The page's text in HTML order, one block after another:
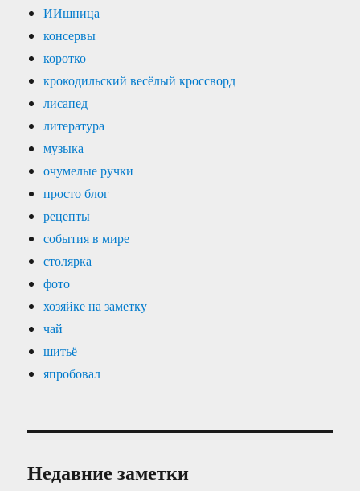
ИИшница
консервы
коротко
крокодильский весёлый кроссворд
лисапед
литература
музыка
очумелые ручки
просто блог
рецепты
события в мире
столярка
фото
хозяйке на заметку
чай
шитьё
япробовал
Недавние заметки